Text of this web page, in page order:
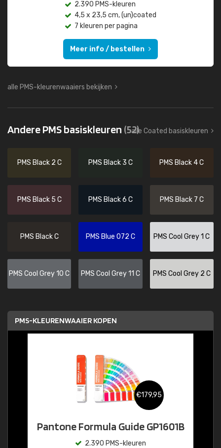
2.390 PMS-kleuren
4,5 x 23,5 cm, (un)coated
7 kleuren per pagina
Meer info / bestellen
alle PMS-kleurenwaaiers bekijken
Andere PMS basiskleuren (52)alle Coated basiskleuren
PMS Black 2 C PMS Black 3 C PMS Black 4 C
PMS Black 5 C PMS Black 6 C PMS Black 7 C
PMS Black C PMS Blue 072 C PMS Cool Grey 1 C
PMS Cool Grey 10 C PMS Cool Grey 11 C PMS Cool Grey 2 C
PMS-KLEURENWAAIER KOPEN
€179,95
Pantone Formula Guide GP1601B
2.390 PMS-kleuren